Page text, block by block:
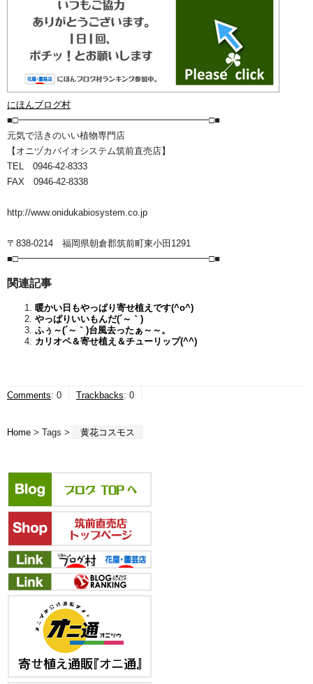
にほんブログ村
■□━━━━━━━━━━━━━━━━━━━━━□■
元気で活きのいい植物専門店
【オニヅカバイオシステム筑前直売店】
TEL 0946-42-8333
FAX 0946-42-8338
http://www.onidukabiosystem.co.jp
〒838-0214 福岡県朝倉郡筑前町東小田1291
■□━━━━━━━━━━━━━━━━━━━━━□■
関連記事
暖かい日もやっぱり寄せ植えです(^o^)
やっぱりいいもんだ(´～｀)
ふぅ～(´～｀)台風去ったぁ～～。
カリオペ＆寄せ植え＆チューリップ(^^)
Comments: 0 Trackbacks: 0
Home > Tags > 黄花コスモス